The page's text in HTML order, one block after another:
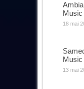
18 mai
Music
13 mai